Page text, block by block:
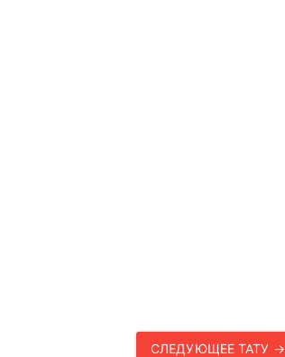
СЛЕДУЮЩЕЕ ТАТУ →